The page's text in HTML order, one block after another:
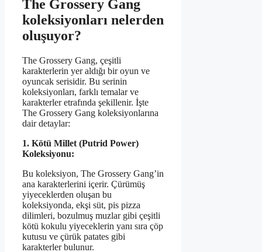
The Grossery Gang
koleksiyonları nelerden
oluşuyor?
The Grossery Gang, çeşitli
karakterlerin yer aldığı bir oyun ve
oyuncak serisidir. Bu serinin
koleksiyonları, farklı temalar ve
karakterler etrafında şekillenir. İşte
The Grossery Gang koleksiyonlarına
dair detaylar:
1. Kötü Millet (Putrid Power)
Koleksiyonu:
Bu koleksiyon, The Grossery Gang’in
ana karakterlerini içerir. Çürümüş
yiyeceklerden oluşan bu
koleksiyonda, ekşi süt, pis pizza
dilimleri, bozulmuş muzlar gibi çeşitli
kötü kokulu yiyeceklerin yanı sıra çöp
kutusu ve çürük patates gibi
karakterler bulunur.